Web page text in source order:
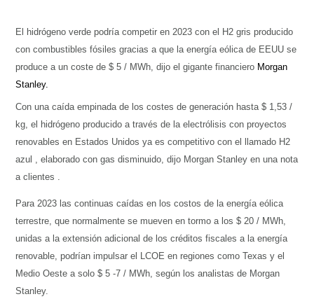
El hidrógeno verde podría competir en 2023 con el H2 gris producido
con combustibles fósiles gracias a que la energía eólica de EEUU se
produce a un coste de $ 5 / MWh, dijo el gigante financiero Morgan
Stanley.
Con una caída empinada de los costes de generación hasta $ 1,53 /
kg, el hidrógeno producido a través de la electrólisis con proyectos
renovables en Estados Unidos ya es competitivo con el llamado H2
azul , elaborado con gas disminuido, dijo Morgan Stanley en una nota
a clientes .
Para 2023 las continuas caídas en los costos de la energía eólica
terrestre, que normalmente se mueven en tormo a los $ 20 / MWh,
unidas a la extensión adicional de los créditos fiscales a la energía
renovable, podrían impulsar el LCOE en regiones como Texas y el
Medio Oeste a solo $ 5 -7 / MWh, según los analistas de Morgan
Stanley.